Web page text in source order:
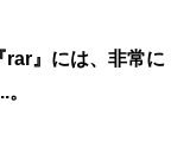
』には、非常に